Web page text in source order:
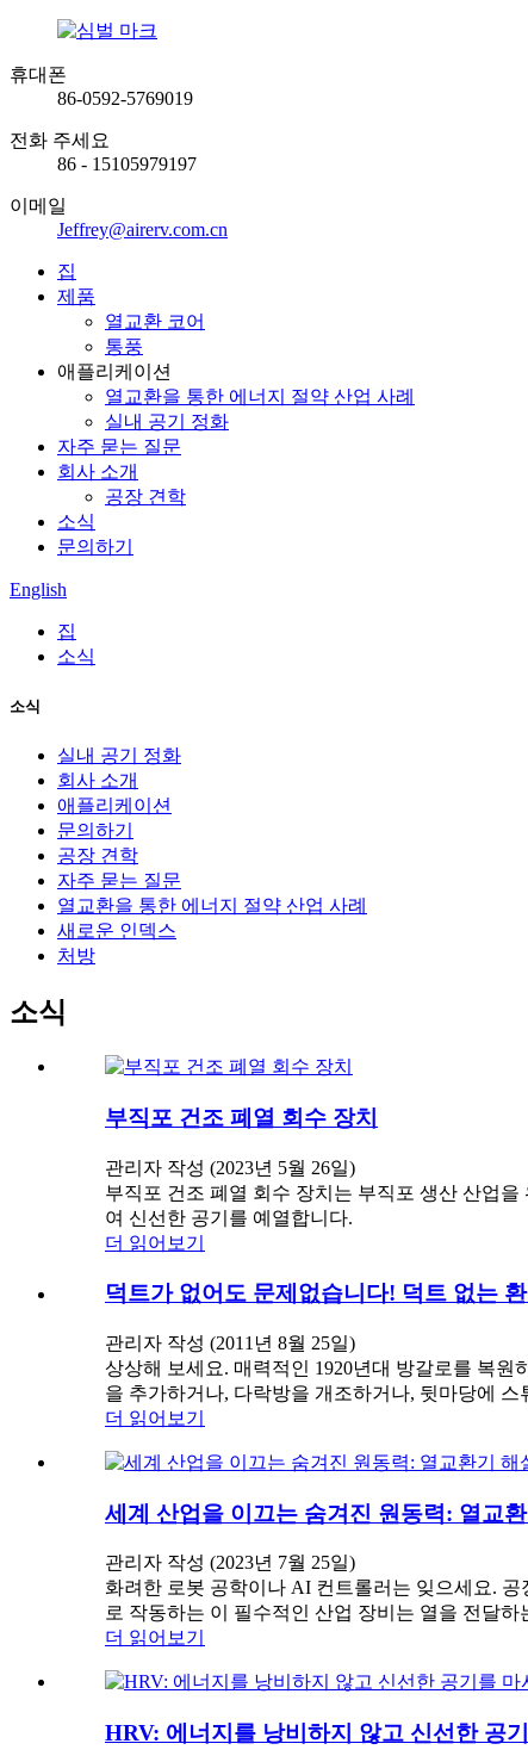
휴대폰
86-0592-5769019
전화 주세요
86 - 15105979197
이메일
Jeffrey@airerv.com.cn
집
제품
열교환 코어
통풍
애플리케이션
열교환을 통한 에너지 절약 산업 사례
실내 공기 정화
자주 묻는 질문
회사 소개
공장 견학
소식
문의하기
English
집
소식
소식
실내 공기 정화
회사 소개
애플리케이션
문의하기
공장 견학
자주 묻는 질문
열교환을 통한 에너지 절약 산업 사례
새로운 인덱스
처방
소식
부직포 건조 폐열 회수 장치
관리자 작성 (2023년 5월 26일)
부직포 건조 폐열 회수 장치는 부직포 생산 산업
여 신선한 공기를 예열합니다.
더 읽어보기
덕트가 없어도 문제없습니다! 덕트 없는
관리자 작성 (2011년 8월 25일)
상상해 보세요. 매력적인 1920년대 방갈로를 복
을 추가하거나, 다락방을 개조하거나, 뒷마당에
더 읽어보기
세계 산업을 이끄는 숨겨진 원동력: 열교
관리자 작성 (2023년 7월 25일)
화려한 로봇 공학이나 AI 컨트롤러는 잊으세요.
로 작동하는 이 필수적인 산업 장비는 열을 전달하
더 읽어보기
HRV: 에너지를 낭비하지 않고 신선한 공